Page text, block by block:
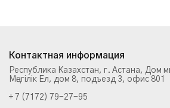
Контактная информация
Республика Казахстан, г. Астана, Дом
Мәңгілік Ел, дом 8, подъезд 3, офис 801
+ 7 (7172) 79-27-95